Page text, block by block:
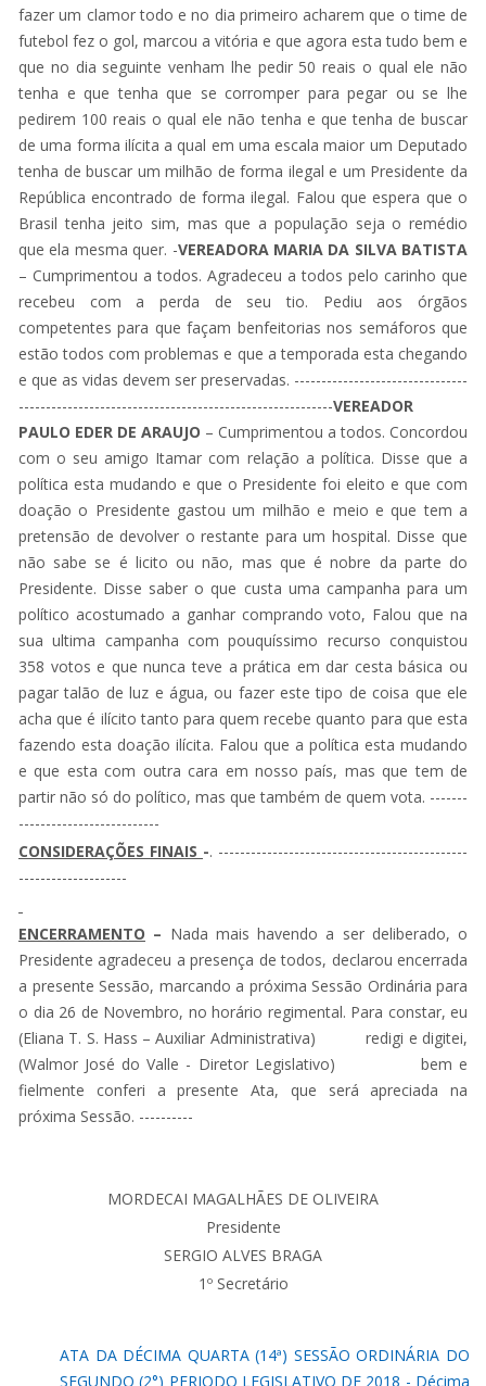
fazer um clamor todo e no dia primeiro acharem que o time de
futebol fez o gol, marcou a vitória e que agora esta tudo bem e
que no dia seguinte venham lhe pedir 50 reais o qual ele não
tenha e que tenha que se corromper para pegar ou se lhe
pedirem 100 reais o qual ele não tenha e que tenha de buscar
de uma forma ilícita a qual em uma escala maior um Deputado
tenha de buscar um milhão de forma ilegal e um Presidente da
República encontrado de forma ilegal. Falou que espera que o
Brasil tenha jeito sim, mas que a população seja o remédio
que ela mesma quer. -VEREADORA MARIA DA SILVA BATISTA
– Cumprimentou a todos. Agradeceu a todos pelo carinho que
recebeu com a perda de seu tio. Pediu aos órgãos
competentes para que façam benfeitorias nos semáforos que
estão todos com problemas e que a temporada esta chegando
e que as vidas devem ser preservadas. --------------------------------
----------------------------------------------------------VEREADOR
PAULO EDER DE ARAUJO – Cumprimentou a todos. Concordou
com o seu amigo Itamar com relação a política. Disse que a
política esta mudando e que o Presidente foi eleito e que com
doação o Presidente gastou um milhão e meio e que tem a
pretensão de devolver o restante para um hospital. Disse que
não sabe se é licito ou não, mas que é nobre da parte do
Presidente. Disse saber o que custa uma campanha para um
político acostumado a ganhar comprando voto, Falou que na
sua ultima campanha com pouquíssimo recurso conquistou
358 votos e que nunca teve a prática em dar cesta básica ou
pagar talão de luz e água, ou fazer este tipo de coisa que ele
acha que é ilícito tanto para quem recebe quanto para que esta
fazendo esta doação ilícita. Falou que a política esta mudando
e que esta com outra cara em nosso país, mas que tem de
partir não só do político, mas que também de quem vota. -------
--------------------------
CONSIDERAÇÕES FINAIS -. ----------------------------------------------
--------------------
ENCERRAMENTO – Nada mais havendo a ser deliberado, o
Presidente agradeceu a presença de todos, declarou encerrada
a presente Sessão, marcando a próxima Sessão Ordinária para
o dia 26 de Novembro, no horário regimental. Para constar, eu
(Eliana T. S. Hass – Auxiliar Administrativa) redigi e digitei,
(Walmor José do Valle - Diretor Legislativo) bem e
fielmente conferi a presente Ata, que será apreciada na
próxima Sessão. ----------
MORDECAI MAGALHÃES DE OLIVEIRA
Presidente
SERGIO ALVES BRAGA
1º Secretário
ATA DA DÉCIMA QUARTA (14ª) SESSÃO ORDINÁRIA DO
SEGUNDO (2°) PERIODO LEGISLATIVO DE 2018 - Décima